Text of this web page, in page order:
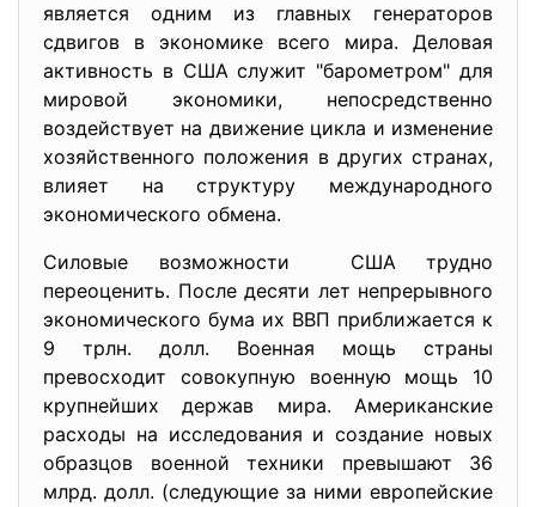
является одним из главных генераторов
сдвигов в экономике всего мира. Деловая
активность в США служит "барометром" для
мировой экономики, непосредственно
воздействует на движение цикла и изменение
хозяйственного положения в других странах,
влияет на структуру международного
экономического обмена.
Силовые возможности США трудно
переоценить. После десяти лет непрерывного
экономического бума их ВВП приближается к
9 трлн. долл. Военная мощь страны
превосходит совокупную военную мощь 10
крупнейших держав мира. Американские
расходы на исследования и создание новых
образцов военной техники превышают 36
млрд. долл. (следующие за ними европейские